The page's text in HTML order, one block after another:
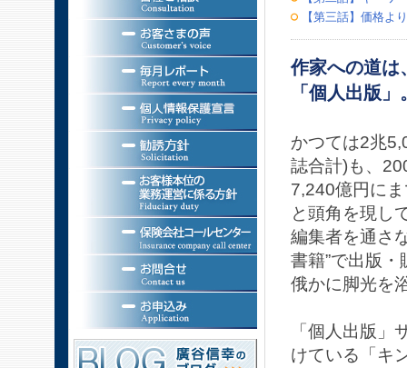
【第三話】価格よ
作家への道は
「個人出版」
かつては2兆
誌合計)も、
7,240億円に
と頭角を現し
編集者を通さ
書籍”で出版
俄かに脚光を
「個人出版
けている「キ